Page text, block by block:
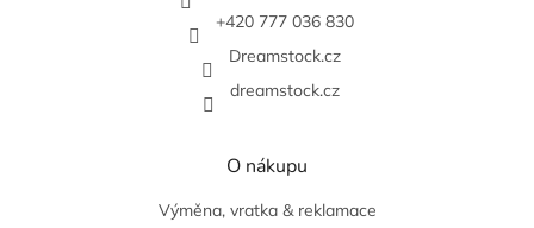
+420 777 036 830
Dreamstock.cz
dreamstock.cz
O nákupu
Výměna, vratka & reklamace